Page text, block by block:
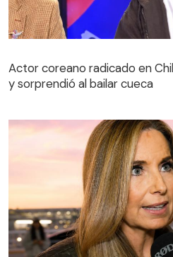
y sorprendió al bailar cueca
Actor coreano radicado en
y sorprendió al bailar cueca